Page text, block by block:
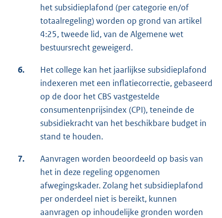
het subsidieplafond (per categorie en/of
totaalregeling) worden op grond van artikel
4:25, tweede lid, van de Algemene wet
bestuursrecht geweigerd.
6.
Het college kan het jaarlijkse subsidieplafond
indexeren met een inflatiecorrectie, gebaseerd
op de door het CBS vastgestelde
consumentenprijsindex (CPI), teneinde de
subsidiekracht van het beschikbare budget in
stand te houden.
7.
Aanvragen worden beoordeeld op basis van
het in deze regeling opgenomen
afwegingskader. Zolang het subsidieplafond
per onderdeel niet is bereikt, kunnen
aanvragen op inhoudelijke gronden worden